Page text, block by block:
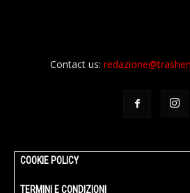
Contact us:
COOKIE POLICY
TERMINI E CONDIZIONI